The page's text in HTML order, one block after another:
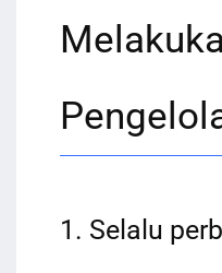
1. Selalu